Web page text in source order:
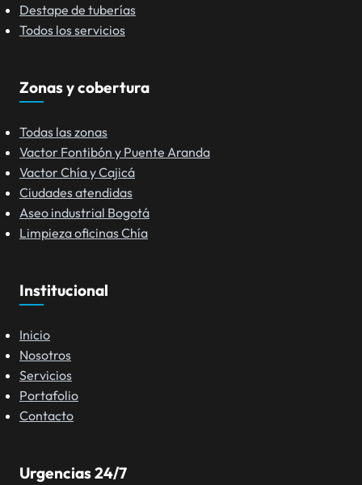
Destape de tuberías
Todos los servicios
Zonas y cobertura
Todas las zonas
Vactor Fontibón y Puente Aranda
Vactor Chía y Cajicá
Ciudades atendidas
Aseo industrial Bogotá
Limpieza oficinas Chía
Institucional
Inicio
Nosotros
Servicios
Portafolio
Contacto
Urgencias 24/7